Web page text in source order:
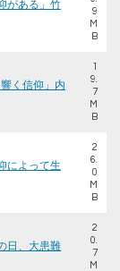
がある」竹
9
M
B
く信仰」内
1
9.
7
M
B
によって生
2
6.
0
M
B
日、大患難
2
0.
7
M